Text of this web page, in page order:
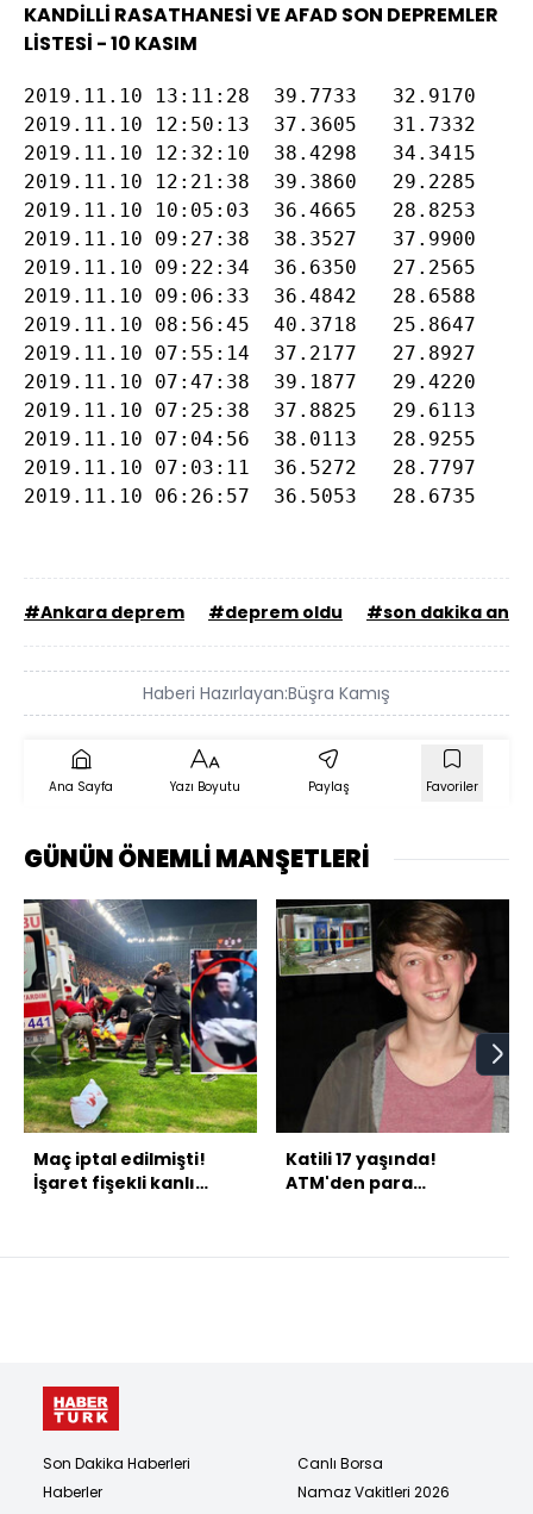
KANDİLLİ RASATHANESİ VE AFAD SON DEPREMLER
LİSTESİ - 10 KASIM
2019.11.10 13:11:28  39.7733
2019.11.10 12:50:13  37.3605
2019.11.10 12:32:10  38.4298   34.3415
2019.11.10 12:21:38  39.3860
2019.11.10 10:05:03  36.4665
2019.11.10 09:27:38  38.3527
2019.11.10 09:22:34  36.6350
2019.11.10 09:06:33  36.4842
2019.11.10 08:56:45  40.3718
2019.11.10 07:55:14  37.2177
2019.11.10 07:47:38  39.1877   29.4220
2019.11.10 07:25:38  37.8825
2019.11.10 07:04:56  38.0113
2019.11.10 07:03:11  36.5272
2019.11.10 06:26:57  36.5053
#Ankara deprem #deprem oldu #son dakika
Haberi Hazırlayan:Büşra Kamış
Ana Sayfa Yazı Boyutu Paylaş Favoriler
GÜNÜN ÖNEMLİ MANŞETLERİ
Maç iptal edilmişti!
İşaret fişekli kanlı
Katili 17 yaşında!
ATM'den para
Son Dakika Haberleri
Haberler
Canlı Borsa
Namaz Vakitleri 2026